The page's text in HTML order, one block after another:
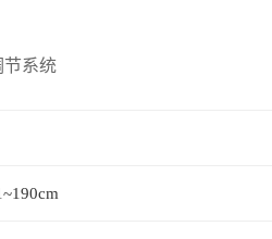
节系统